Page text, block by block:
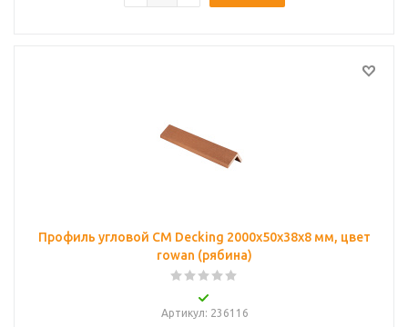
Профиль угловой CM Decking 2000х50х38х8 мм, цвет
rowan (рябина)
Артикул: 236116